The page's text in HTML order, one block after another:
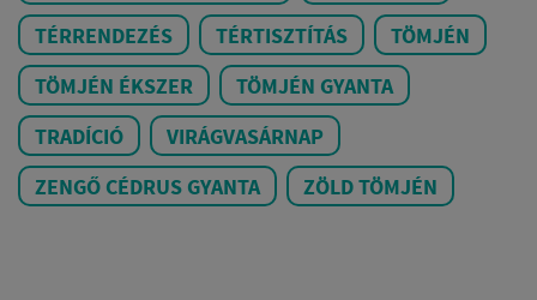
TÉRRENDEZÉS
TÉRTISZTÍTÁS
TÖMJÉN
TÖMJÉN ÉKSZER
TÖMJÉN GYANTA
TRADÍCIÓ
VIRÁGVASÁRNAP
ZENGŐ CÉDRUS GYANTA
ZÖLD TÖMJÉN